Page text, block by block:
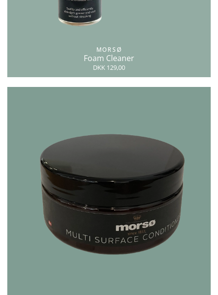
MORSØ
Foam Cleaner
DKK 129,00